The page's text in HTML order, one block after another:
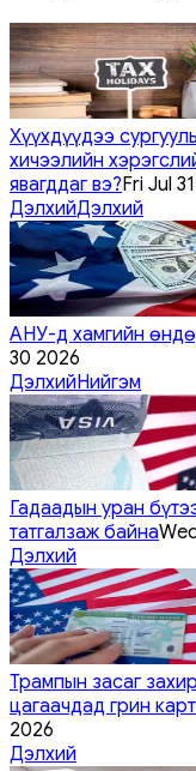
Хүүхдүүдээ
хичээлийн
явагддаг вэ?Fri Jul
ДэлхийДэлхий
АНУ-д хамгийн
30 2026
ДэлхийНийгэм
Гадаадын уран
татгалзаж байна
Дэлхий
Трампын засаг
цагаачдад грин
2026
Дэлхий